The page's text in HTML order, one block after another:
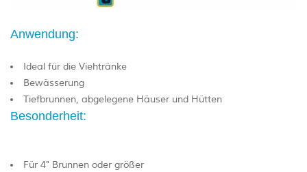
Anwendung:
Ideal für die Viehtränke
Bewässerung
Tiefbrunnen, abgelegene Häuser und Hütten
Besonderheit:
Für 4" Brunnen oder größer